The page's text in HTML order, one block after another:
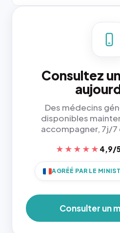
Consultez
Des médecins
disponibles
accompagner, 7j/7
★★★★★ 4,9/
AGRÉÉ PAR LE
Consulter un